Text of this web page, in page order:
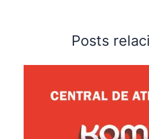
k
p
p
Posts